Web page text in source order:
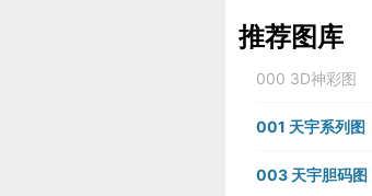
推荐图库
000 3D神彩图
001 天宇系列图
003 天宇胆码图